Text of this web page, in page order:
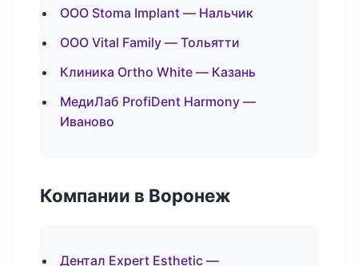
ООО Stoma Implant — Нальчик
ООО Vital Family — Тольятти
Клиника Ortho White — Казань
МедиЛаб ProfiDent Harmony —
Иваново
Компании в Воронеж
Дентал Expert Esthetic —